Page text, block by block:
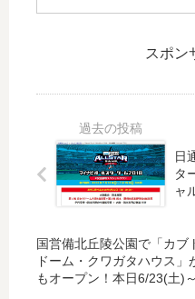
喜
湧
広
内
の
様
わ
く
ー
ん
ケ
ー
等
を
食
スポン
日
タ
ャ
6/
国営備北丘陵公園で「カブ
ドーム・クワガタハウス」
もオープン！本日6/23(土)～